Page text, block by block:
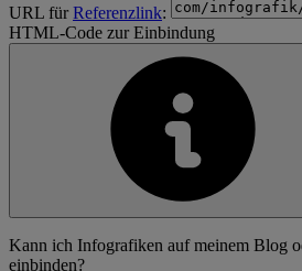
URL fürReferenzlink:
HTML-Code zur Einbindung
Kann ich Infografiken auf meinem Blog
einbinden?